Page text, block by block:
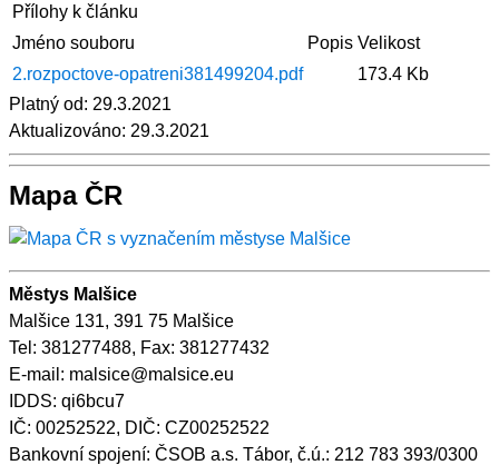
Přílohy k článku
Jméno souboru
Popis Velikost
2.rozpoctove-opatreni381499204.pdf
173.4 Kb
Platný od: 29.3.2021
Aktualizováno: 29.3.2021
Mapa ČR
Městys Malšice
Malšice 131, 391 75 Malšice
Tel: 381277488, Fax: 381277432
E-mail: malsice@malsice.eu
IDDS: qi6bcu7
IČ: 00252522, DIČ: CZ00252522
Bankovní spojení: ČSOB a.s. Tábor, č.ú.: 212 783 393/0300